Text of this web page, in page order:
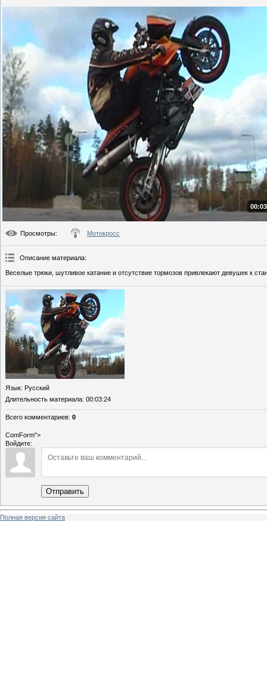
Просмотры: Мотокросс
Описание материала:
Веселые трюки, шутливое катание и отсутствие тормозов привлекают девушек к
Язык: Русский
Длительность материала: 00:03:24
Всего комментариев: 0
ComForm">
Войдите:
Отправить
Полная версия сайта